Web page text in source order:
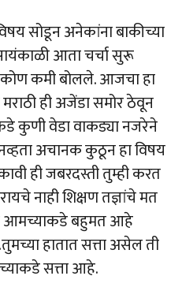
सोडून अनेकांना बाकीच्या
आता चर्चा सुरू
कमी बोलले. आजचा हा
ही अजेंडा समोर ठेवून
कुणी वेडा वाकड्या नजरेने
नव्हता अचानक कुठून हा विषय
ही जबरदस्ती तुम्ही करत
नाही शिक्षण तज्ञांचे मत
आमच्याकडे बहुमत आहे
हातात सत्ता असेल ती
सत्ता आहे.